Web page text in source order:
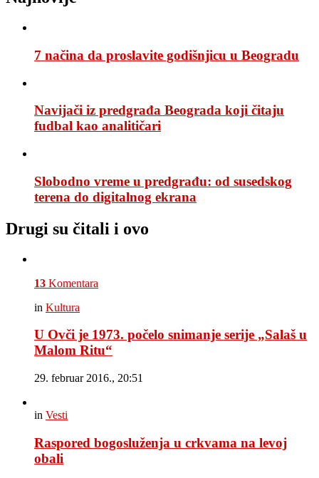
7 načina da proslavite godišnjicu u Beogradu
Navijači iz predgrađa Beograda koji čitaju
fudbal kao analitičari
Slobodno vreme u predgrađu: od susedskog
terena do digitalnog ekrana
Drugi su čitali i ovo
13 Komentara
in Kultura
U Ovči je 1973. počelo snimanje serije „Salaš u
Malom Ritu“
29. februar 2016., 20:51
in Vesti
Raspored bogosluženja u crkvama na levoj
obali